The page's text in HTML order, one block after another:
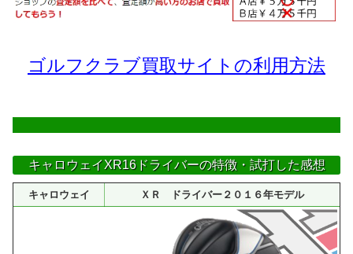
ゴルフクラブ買取サイトの利用方法
キャロウェイXR16ドライバーの特徴・試打した感想
キャロウェイ ＸＲ ドライバー２０１６年モデル